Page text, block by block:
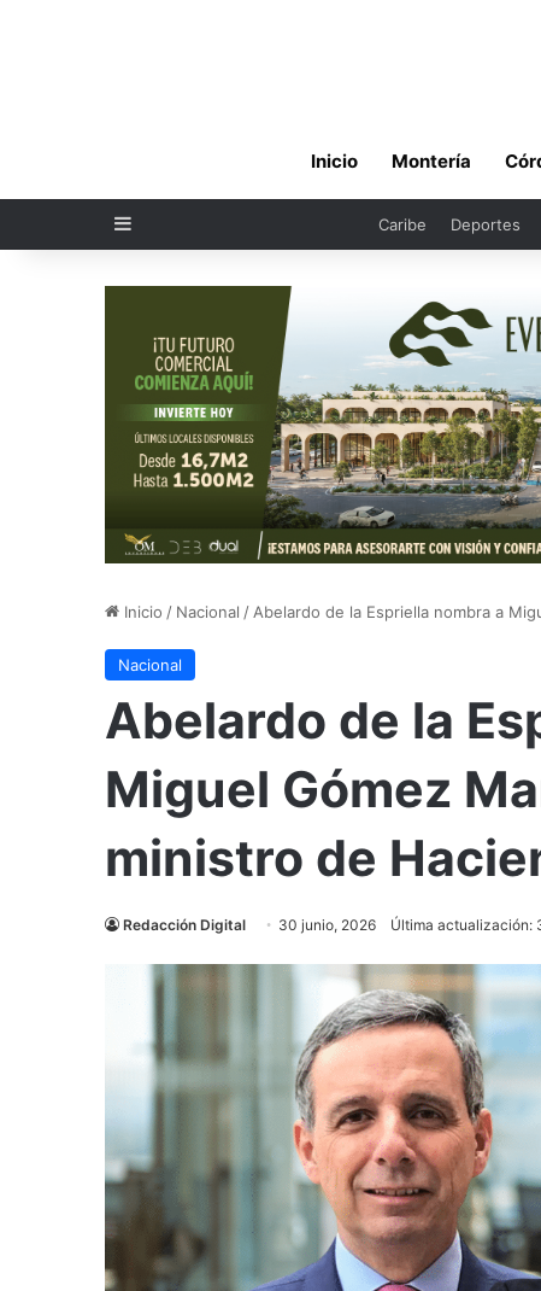
Inicio Montería
Sidebar Caribe Deportes
Inicio / Nacional / Abelardo de la Espriella nombra a
Nacional
Abelardo de la
Miguel Gómez
ministro de
Redacción Digital 30 junio, 2026 Última actualización: